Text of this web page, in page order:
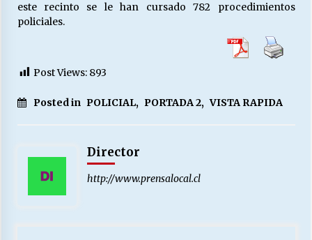
este recinto se le han cursado 782 procedimientos
policiales.
Post Views: 893
Posted in POLICIAL, PORTADA 2, VISTA RAPIDA
Director
http://www.prensalocal.cl